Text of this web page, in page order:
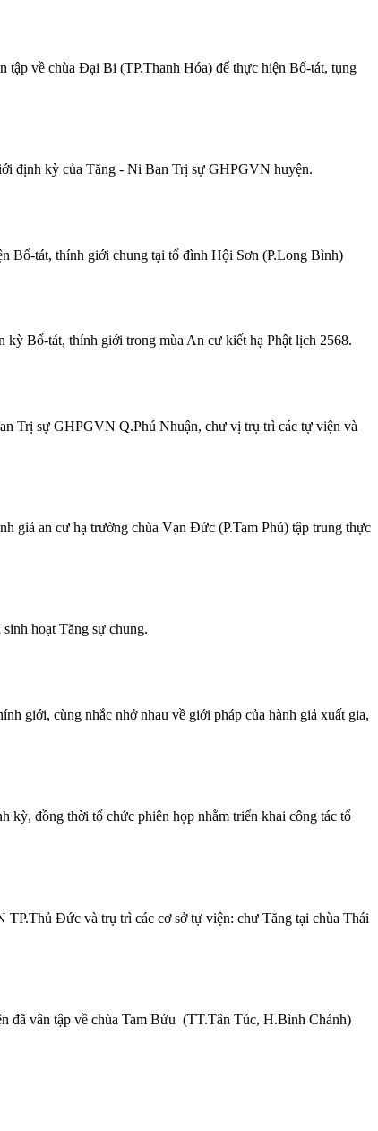
về chùa Đại Bi (TP.Thanh Hóa) để thực hiện Bố-tát, tụng
định kỳ của Tăng - Ni Ban Trị sự GHPGVN huyện.
Bố-tát, thính giới chung tại tổ đình Hội Sơn (P.Long Bình)
Bố-tát, thính giới trong mùa An cư kiết hạ Phật lịch 2568.
Trị sự GHPGVN Q.Phú Nhuận, chư vị trụ trì các tự viện và
giả an cư hạ trường chùa Vạn Đức (P.Tam Phú) tập trung thực
hoạt Tăng sự chung.
giới, cùng nhắc nhở nhau về giới pháp của hành giả xuất gia,
đồng thời tổ chức phiên họp nhằm triển khai công tác tổ
Đức và trụ trì các cơ sở tự viện: chư Tăng tại chùa Thái
đã vân tập về chùa Tam Bửu (TT.Tân Túc, H.Bình Chánh)